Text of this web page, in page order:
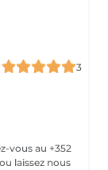
3
vous au +352
laissez nous